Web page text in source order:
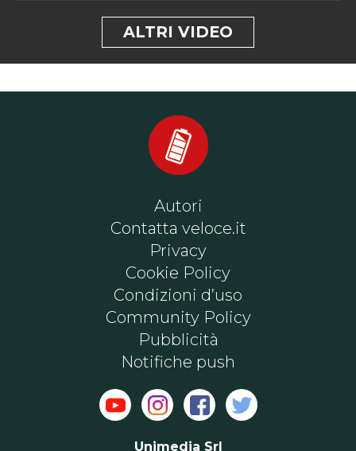
ALTRI VIDEO
Autori
Contatta veloce.it
Privacy
Cookie Policy
Condizioni d’uso
Community Policy
Pubblicità
Notifiche push
Unimedia Srl